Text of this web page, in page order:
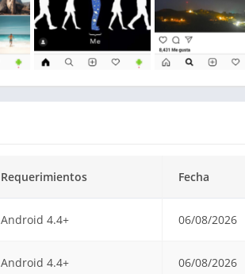
Requerimientos Fecha
Android 4.4+ 06/08/2026
Android 4.4+ 06/08/2026